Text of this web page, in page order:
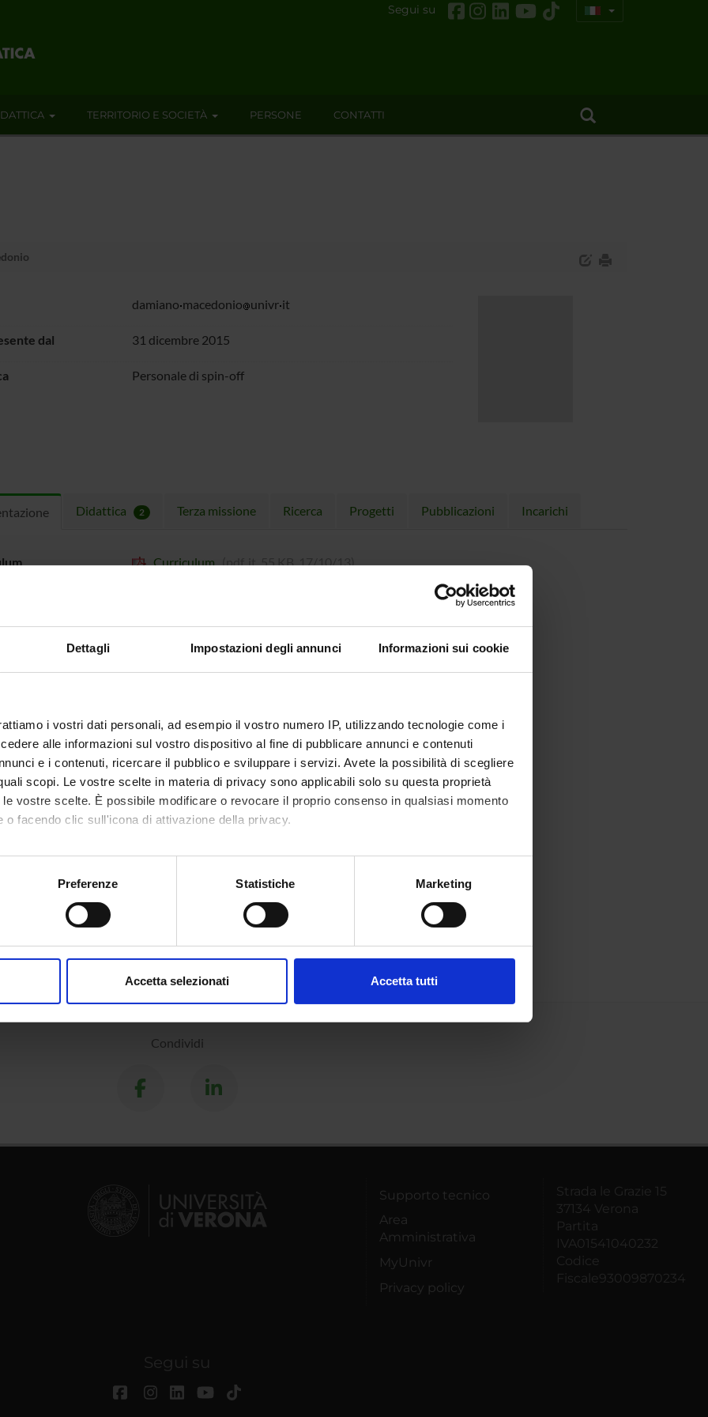
Dettagli Impostazioni degli annunci Informazioni sui cookie
i vostri dati personali, ad esempio il vostro numero IP, utilizzando tecnologie come i
alle informazioni sul vostro dispositivo al fine di pubblicare annunci e contenuti
e i contenuti, ricercare il pubblico e sviluppare i servizi. Avete la possibilità di scegliere
scopi. Le vostre scelte in materia di privacy sono applicabili solo su questa proprietà
vostre scelte. È possibile modificare o revocare il proprio consenso in qualsiasi momento
o facendo clic sull'icona di attivazione della privacy.
anche:
sulla tua posizione geografica, con un'approssimazione di qualche metro,
in qualsiasi momento dalla Dichiarazione sui cookie.
Preferenze Statistiche Marketing
Accetta selezionati Accetta tutti
Segui su
TERRITORIO E SOCIETÀ PERSONE CONTATTI
damiano macedonio univr it
dal 31 dicembre 2015
Personale di spin-off
Didattica 2 Terza missione Ricerca Progetti Pubblicazioni Incarichi
Curriculum (pdf, it, 55 KB, 17/10/13)
Condividi
Supporto tecnico
Area
Amministrativa
MyUnivr
Privacy policy
Strada le Grazie 15
37134 Verona
Partita
IVA01541040232
Codice
Fiscale93009870234
Segui su